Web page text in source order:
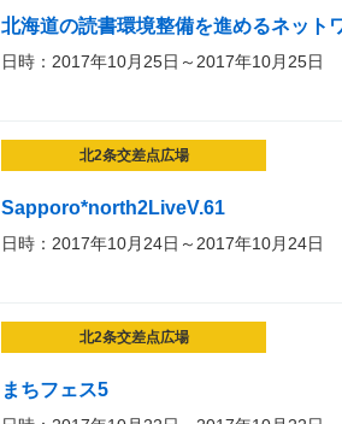
北海道の読書環境整備を進めるネット
日時：2017年10月25日～2017年10月25日
北2条交差点広場
Sapporo*north2LiveV.61
日時：2017年10月24日～2017年10月24日
北2条交差点広場
まちフェス5